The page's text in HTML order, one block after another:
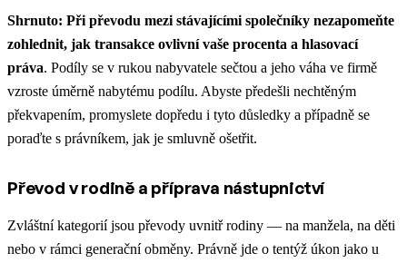
Shrnuto: Při převodu mezi stávajícími společníky nezapomeňte
zohlednit, jak transakce ovlivní vaše procenta a hlasovací
práva. Podíly se v rukou nabyvatele sečtou a jeho váha ve firmě
vzroste úměrně nabytému podílu. Abyste předešli nechtěným
překvapením, promyslete dopředu i tyto důsledky a případně se
poraďte s právníkem, jak je smluvně ošetřit.
Převod v rodině a příprava nástupnictví
Zvláštní kategorií jsou převody uvnitř rodiny — na manžela, na děti
nebo v rámci generační obměny. Právně jde o tentýž úkon jako u